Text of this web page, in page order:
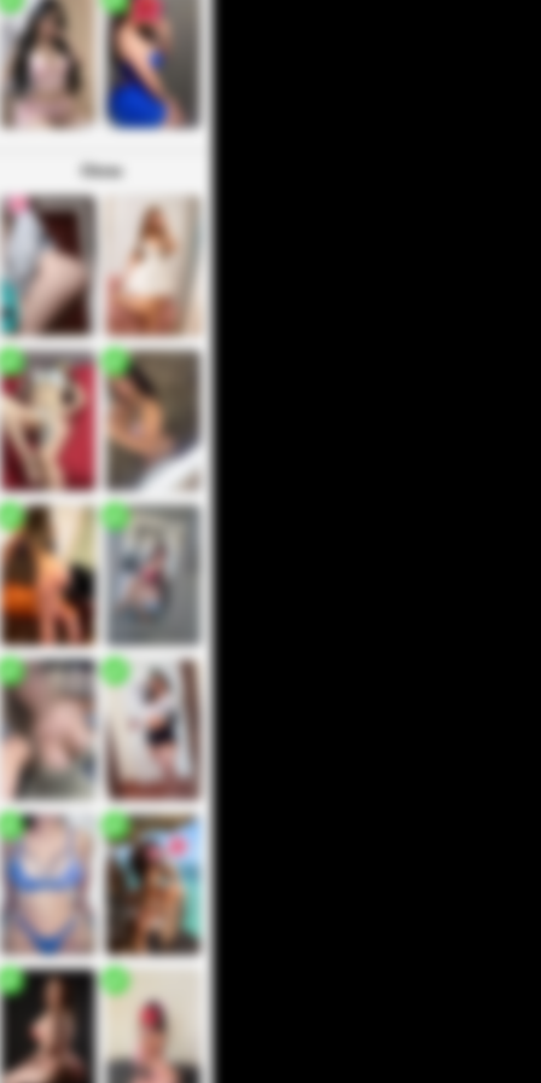
Otros